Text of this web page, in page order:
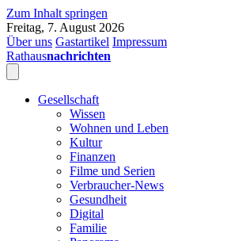
Zum Inhalt springen
Freitag, 7. August 2026
Über uns Gastartikel Impressum
Rathausnachrichten
Gesellschaft
Wissen
Wohnen und Leben
Kultur
Finanzen
Filme und Serien
Verbraucher-News
Gesundheit
Digital
Familie